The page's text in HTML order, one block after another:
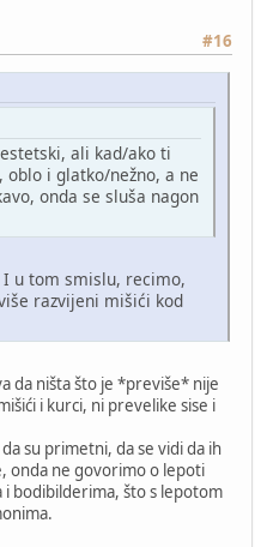
#16
ali kad/ako ti
oblo i glatko/nežno, a ne
onda se sluša nagon
u tom smislu, recimo,
razvijeni mišići kod
da ništa što je *previše* nije
i kurci, ni prevelike sise i
su primetni, da se vidi da ih
onda ne govorimo o lepoti
bodibilderima, što s lepotom